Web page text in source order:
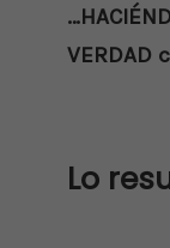
VERDAD
Lo